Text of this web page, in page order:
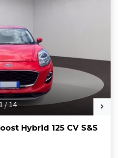
1/14
Hybrid 125 CV S&S